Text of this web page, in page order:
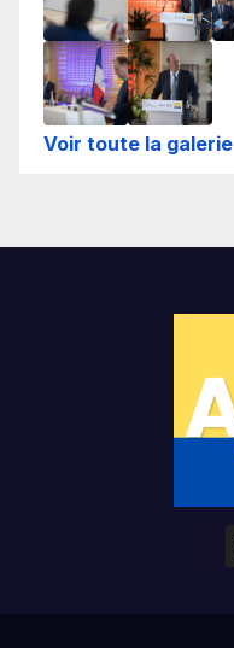
Voir toute la galerie